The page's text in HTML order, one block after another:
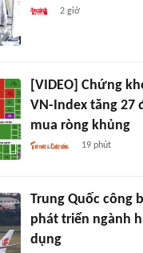
2 giờ
[VIDEO] Chứng
VN-Index tăng 27
mua ròng khủng
19 phút
Trung Quốc công
phát triển ngành
dụng